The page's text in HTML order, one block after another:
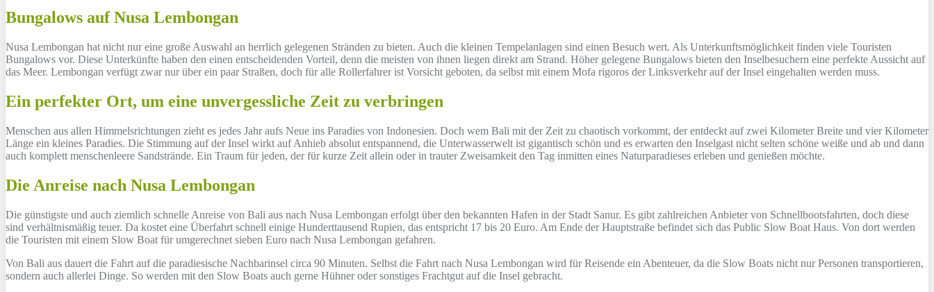
Bungalows auf Nusa Lembongan
Nusa Lembongan hat nicht nur eine große Auswahl an herrlich gelegenen Stränden zu bieten. Auch die kleinen Tempelanlagen sind einen Besuch wert. Als Unterkunftsmöglichkeit finden viele Touristen
Bungalows vor. Diese Unterkünfte haben den einen entscheidenden Vorteil, denn die meisten von ihnen liegen direkt am Strand. Höher gelegene Bungalows bieten den Inselbesuchern eine perfekte Aussicht auf
das Meer. Lembongan verfügt zwar nur über ein paar Straßen, doch für alle Rollerfahrer ist Vorsicht geboten, da selbst mit einem Mofa rigoros der Linksverkehr auf der Insel eingehalten werden muss.
Ein perfekter Ort, um eine unvergessliche Zeit zu verbringen
Menschen aus allen Himmelsrichtungen zieht es jedes Jahr aufs Neue ins Paradies von Indonesien. Doch wem Bali mit der Zeit zu chaotisch vorkommt, der entdeckt auf zwei Kilometer Breite und vier Kilometer
Länge ein kleines Paradies. Die Stimmung auf der Insel wirkt auf Anhieb absolut entspannend, die Unterwasserwelt ist gigantisch schön und es erwarten den Inselgast nicht selten schöne weiße und ab und dann
auch komplett menschenleere Sandstrände. Ein Traum für jeden, der für kurze Zeit allein oder in trauter Zweisamkeit den Tag inmitten eines Naturparadieses erleben und genießen möchte.
Die Anreise nach Nusa Lembongan
Die günstigste und auch ziemlich schnelle Anreise von Bali aus nach Nusa Lembongan erfolgt über den bekannten Hafen in der Stadt Sanur. Es gibt zahlreichen Anbieter von Schnellbootsfahrten, doch diese
sind verhältnismäßig teuer. Da kostet eine Überfahrt schnell einige Hunderttausend Rupien, das entspricht 17 bis 20 Euro. Am Ende der Hauptstraße befindet sich das Public Slow Boat Haus. Von dort werden
die Touristen mit einem Slow Boat für umgerechnet sieben Euro nach Nusa Lembongan gefahren.
Von Bali aus dauert die Fahrt auf die paradiesische Nachbarinsel circa 90 Minuten. Selbst die Fahrt nach Nusa Lembongan wird für Reisende ein Abenteuer, da die Slow Boats nicht nur Personen transportieren,
sondern auch allerlei Dinge. So werden mit den Slow Boats auch gerne Hühner oder sonstiges Frachtgut auf die Insel gebracht.